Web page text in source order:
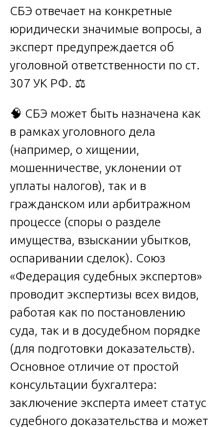
СБЭ отвечает на конкретные
юридически значимые вопросы, а
эксперт предупреждается об
уголовной ответственности по ст.
307 УК РФ. ⚖️
🧠 СБЭ может быть назначена как
в рамках уголовного дела
(например, о хищении,
мошенничестве, уклонении от
уплаты налогов), так и в
гражданском или арбитражном
процессе (споры о разделе
имущества, взыскании убытков,
оспаривании сделок). Союз
«Федерация судебных экспертов»
проводит экспертизы всех видов,
работая как по постановлению
суда, так и в досудебном порядке
(для подготовки доказательств).
Основное отличие от простой
консультации бухгалтера:
заключение эксперта имеет статус
судебного доказательства и может